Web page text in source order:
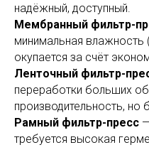
надёжный, доступный.
Мембранный фильтр-
минимальная
окупается за счёт
Ленточный фильтр-
переработки больших
производительность,
Рамный фильтр-пресс
требуется высокая